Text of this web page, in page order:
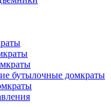
бутылочные домкраты